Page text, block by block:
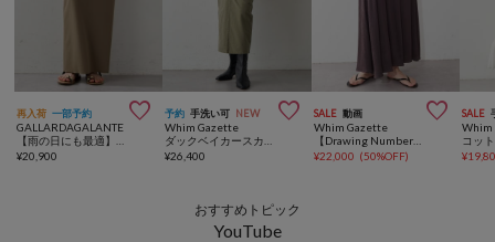
再入荷 一部予約 
GALLARDAGALANTE
¥20,900
予約 手洗い可 NEW 
Whim Gazette
¥26,400
SALE 動画 
Whim Gazette
【Drawing Numbers】ヨウリュウサテンギャザースカート
¥22,000 (50%OFF)
SALE
Whim
¥
おすすめトピック
YouTube